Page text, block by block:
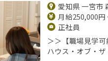
愛知県 一宮市
月給250,000円
正社員
＞＞【職場見学
ハウス・オブ・